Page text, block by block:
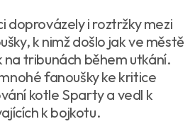
doprovázely i roztržky mezi
k nimž došlo jak ve městě
tribunách během utkání.
fanoušky ke kritice
kotle Sparty a vedl k
k bojkotu.